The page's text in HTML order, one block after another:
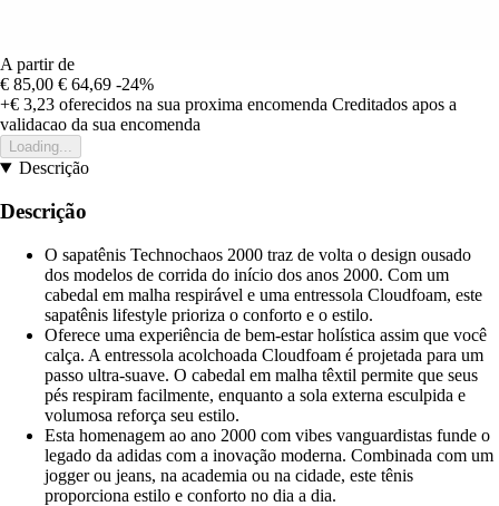
A partir de
€ 85,00 € 64,69 -24%
+€ 3,23 oferecidos na sua proxima encomenda Creditados apos a
validacao da sua encomenda
Loading...
Descrição
Descrição
O sapatênis Technochaos 2000 traz de volta o design ousado
dos modelos de corrida do início dos anos 2000. Com um
cabedal em malha respirável e uma entressola Cloudfoam, este
sapatênis lifestyle prioriza o conforto e o estilo.
Oferece uma experiência de bem-estar holística assim que você
calça. A entressola acolchoada Cloudfoam é projetada para um
passo ultra-suave. O cabedal em malha têxtil permite que seus
pés respiram facilmente, enquanto a sola externa esculpida e
volumosa reforça seu estilo.
Esta homenagem ao ano 2000 com vibes vanguardistas funde o
legado da adidas com a inovação moderna. Combinada com um
jogger ou jeans, na academia ou na cidade, este tênis
proporciona estilo e conforto no dia a dia.